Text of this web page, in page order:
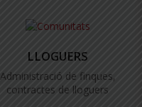
LLOGUERS
Administració de finques,
contractes de lloguers